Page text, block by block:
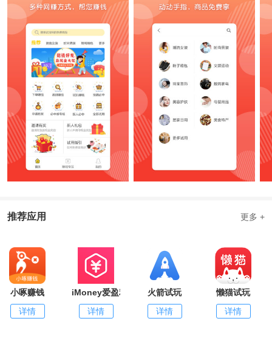
推荐应用 更多 +
小啄赚钱
详情
iMoney爱盈利
详情
火箭试玩
详情
懒猫试玩
详情